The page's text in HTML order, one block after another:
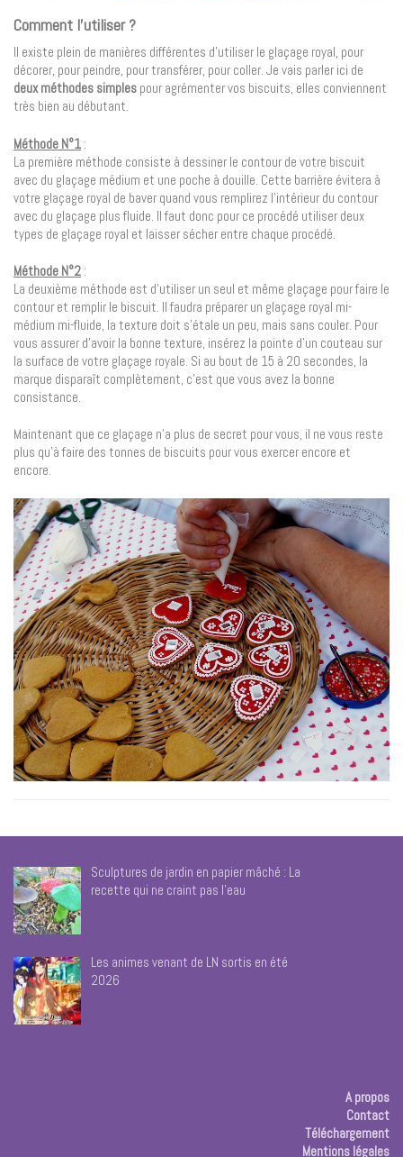
Comment l’utiliser ?
Il existe plein de manières différentes d’utiliser le glaçage royal, pour
décorer, pour peindre, pour transférer, pour coller. Je vais parler ici de
deux méthodes simples pour agrémenter vos biscuits, elles conviennent
très bien au débutant.
Méthode N°1 :
La première méthode consiste à dessiner le contour de votre biscuit
avec du glaçage médium et une poche à douille. Cette barrière évitera à
votre glaçage royal de baver quand vous remplirez l’intérieur du contour
avec du glaçage plus fluide. Il faut donc pour ce procédé utiliser deux
types de glaçage royal et laisser sécher entre chaque procédé.
Méthode N°2 :
La deuxième méthode est d’utiliser un seul et même glaçage pour faire le
contour et remplir le biscuit. Il faudra préparer un glaçage royal mi-
médium mi-fluide, la texture doit s’étale un peu, mais sans couler. Pour
vous assurer d’avoir la bonne texture, insérez la pointe d’un couteau sur
la surface de votre glaçage royale. Si au bout de 15 à 20 secondes, la
marque disparaît complètement, c’est que vous avez la bonne
consistance.
Maintenant que ce glaçage n’a plus de secret pour vous, il ne vous reste
plus qu’à faire des tonnes de biscuits pour vous exercer encore et
encore.
Sculptures de jardin en papier mâché : La
recette qui ne craint pas l’eau
Les animes venant de LN sortis en été
2026
A propos
Contact
Téléchargement
Mentions légales